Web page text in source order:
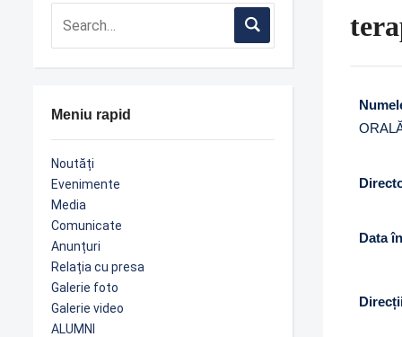
Meniu rapid
Noutăți
Evenimente
Media
Comunicate
Anunțuri
Relația cu presa
Galerie foto
Galerie video
ALUMNI
Data